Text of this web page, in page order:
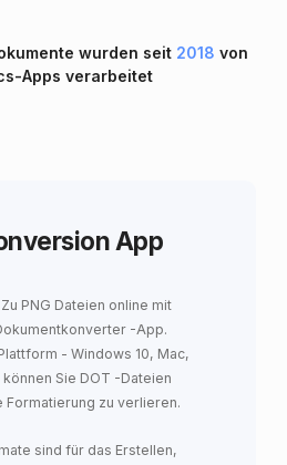
wurden seit 2018 von
Apps verarbeitet
App
PNG Dateien online mit
-App.
- Windows 10, Mac,
Sie DOT -Dateien
zu verlieren.
sind für das Erstellen,